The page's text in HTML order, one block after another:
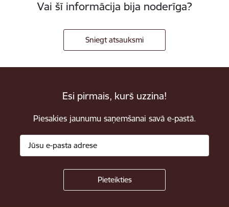
Vai šī informācija bija noderīga?
Sniegt atsauksmi
Esi pirmais, kurš uzzina!
Piesakies jaunumu saņemšanai savā e-pastā.